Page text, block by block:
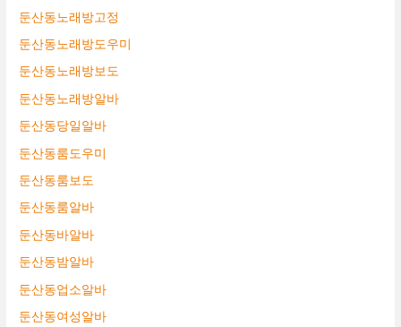
둔산동노래방고정
둔산동노래방도우미
둔산동노래방보도
둔산동노래방알바
둔산동당일알바
둔산동룸도우미
둔산동룸보도
둔산동룸알바
둔산동바알바
둔산동밤알바
둔산동업소알바
둔산동여성알바